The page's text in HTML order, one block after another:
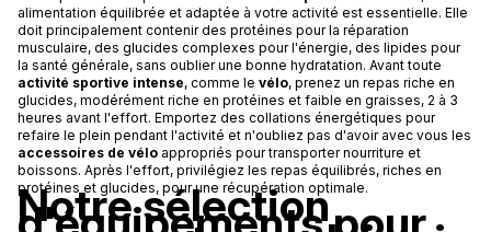
alimentation équilibrée et adaptée à votre activité est essentielle. Elle
doit principalement contenir des protéines pour la réparation
musculaire, des glucides complexes pour l'énergie, des lipides pour
la santé générale, sans oublier une bonne hydratation. Avant toute
activité sportive intense, comme le vélo, prenez un repas riche en
glucides, modérément riche en protéines et faible en graisses, 2 à 3
heures avant l'effort. Emportez des collations énergétiques pour
refaire le plein pendant l'activité et n'oubliez pas d'avoir avec vous les
accessoires de vélo appropriés pour transporter nourriture et
boissons. Après l'effort, privilégiez les repas équilibrés, riches en
protéines et glucides, pour une récupération optimale.
Notre sélection